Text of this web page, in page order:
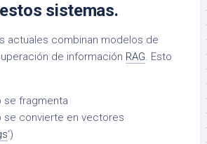
sistemas.
actuales combinan modelos de
de información RAG. Esto
se fragmenta
se convierte en vectores
‘)